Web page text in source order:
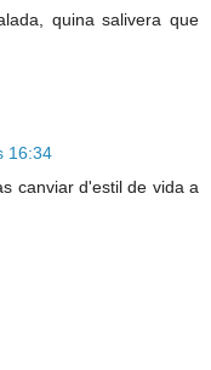
quina salivera que
16:34
canviar d'estil de vida a